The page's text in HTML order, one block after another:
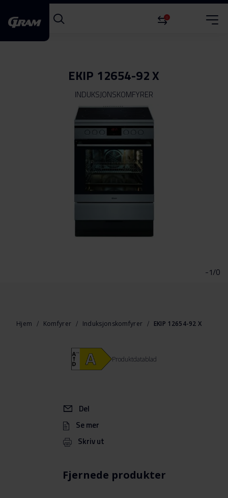
0
EKIP 12654-92 X
INDUKSJONSKOMFYRER
-1/0
Hjem Komfyrer Induksjonskomfyrer EKIP 12654-92 X
Fjernede produkter
Del
Se mer
Skriv ut
Produktdatablad